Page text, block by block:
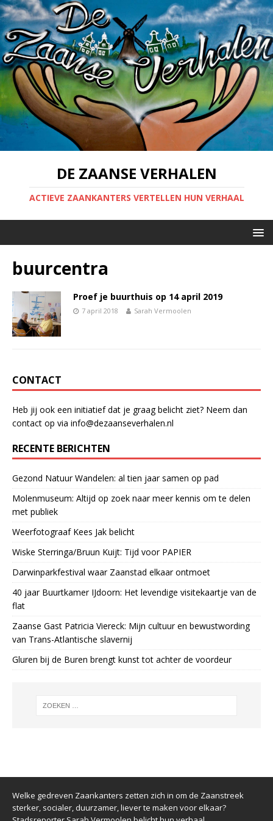
DE ZAANSE VERHALEN
ACTIEVE ZAANKANTERS VERTELLEN HUN VERHAAL
buurcentra
Proef je buurthuis op 14 april 2019
7 april 2018 Sarah Vermoolen
CONTACT
Heb jij ook een initiatief dat je graag belicht ziet? Neem dan
contact op via info@dezaanseverhalen.nl
RECENTE BERICHTEN
Gezond Natuur Wandelen: al tien jaar samen op pad
Molenmuseum: Altijd op zoek naar meer kennis om te delen
met publiek
Weerfotograaf Kees Jak belicht
Wiske Sterringa/Bruun Kuijt: Tijd voor PAPIER
Darwinparkfestival waar Zaanstad elkaar ontmoet
40 jaar Buurtkamer IJdoorn: Het levendige visitekaartje van de
flat
Zaanse Gast Patricia Viereck: Mijn cultuur en bewustwording
van Trans-Atlantische slavernij
Gluren bij de Buren brengt kunst tot achter de voordeur
Welke gedreven Zaankanters zetten zich in om de Zaanstreek
sterker, socialer, duurzamer, liever te maken voor elkaar?